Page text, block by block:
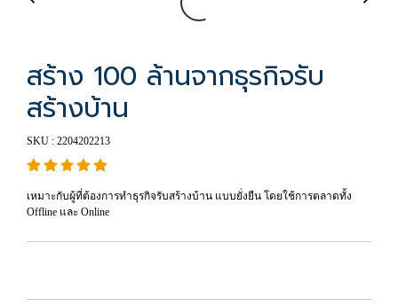
สร้าง 100 ล้านจากธุรกิจรับ
สร้างบ้าน
SKU : 2204202213
เหมาะกับผู้ที่ต้องการทำธุรกิจรับสร้างบ้าน แบบยั่งยืน โดยใช้การตลาดทั้ง
Offline และ Online